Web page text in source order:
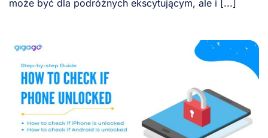
może być dla podróżnych ekscytującym, ale i [...]